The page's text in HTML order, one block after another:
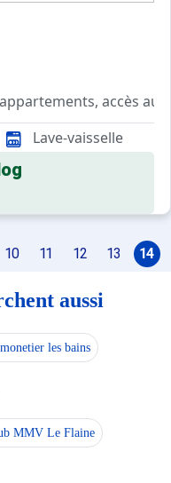
accès
et agréable, ce
Lave-vaisselle
10 11 12 13 14
aussi
les bains
MMV Le Flaine